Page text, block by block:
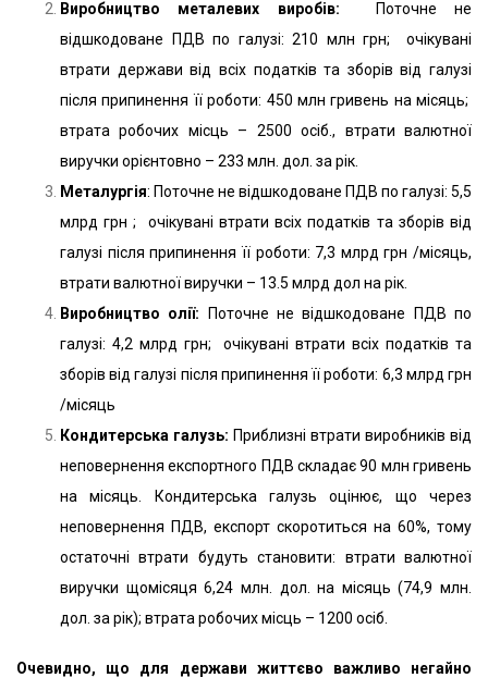
Виробництво металевих виробів:
Поточне не
відшкодоване ПДВ по галузі: 210 млн грн; очікувані
втрати держави від всіх податків та зборів від галузі
після припинення її роботи: 450 млн гривень на місяць;
втрата робочих місць – 2500 осіб., втрати валютної
виручки орієнтовно – 233 млн. дол. за рік.
Металургія: Поточне не відшкодоване ПДВ по галузі: 5,5
млрд грн ; очікувані втрати всіх податків та зборів від
галузі після припинення її роботи: 7,3 млрд грн /місяць,
втрати валютної виручки – 13.5 млрд дол на рік.
Виробництво олії: Поточне не відшкодоване ПДВ по
галузі: 4,2 млрд грн; очікувані втрати всіх податків та
зборів від галузі після припинення її роботи: 6,3 млрд грн
/місяць
Кондитерська галузь: Приблизні втрати виробників від
неповернення експортного ПДВ складає 90 млн гривень
на місяць. Кондитерська галузь оцінює, що через
неповернення ПДВ, експорт скоротиться на 60%, тому
остаточні втрати будуть становити: втрати валютної
виручки щомісяця 6,24 млн. дол. на місяць (74,9 млн.
дол. за рік); втрата робочих місць – 1200 осіб.
Очевидно, що для держави життєво важливо негайно